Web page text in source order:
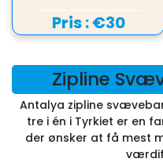
Pris :€30
Zipline
Antalya zipline
tre i én i Tyrkiet er en
der ønsker at få mest